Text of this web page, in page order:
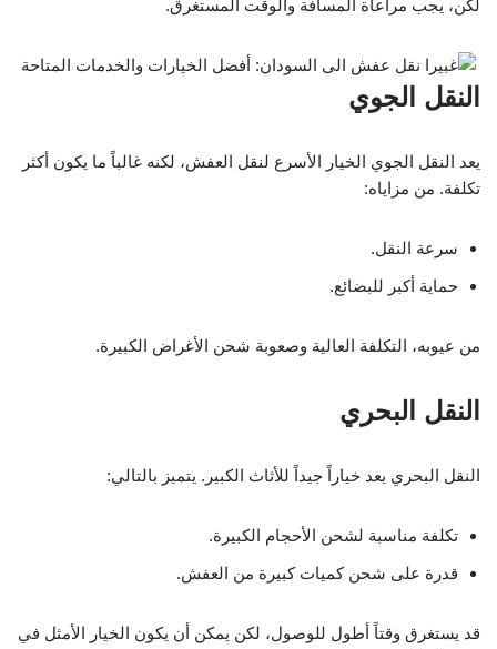
لكن، يجب مراعاة المسافة والوقت المستغرق.
النقل الجوي
يعد النقل الجوي الخيار الأسرع لنقل العفش، لكنه غالباً ما يكون أكثر
تكلفة. من مزاياه:
سرعة النقل.
حماية أكبر للبضائع.
من عيوبه، التكلفة العالية وصعوبة شحن الأغراض الكبيرة.
النقل البحري
النقل البحري يعد خياراً جيداً للأثاث الكبير. يتميز بالتالي:
تكلفة مناسبة لشحن الأحجام الكبيرة.
قدرة على شحن كميات كبيرة من العفش.
قد يستغرق وقتاً أطول للوصول، لكن يمكن أن يكون الخيار الأمثل في